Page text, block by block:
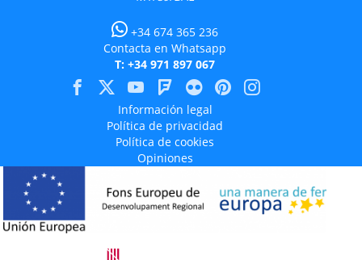
+34 674 365 236
Contacta en Whatsapp
T: +34 971 897 067
Información legal
Política de privacidad
Política de cookies
Opiniones